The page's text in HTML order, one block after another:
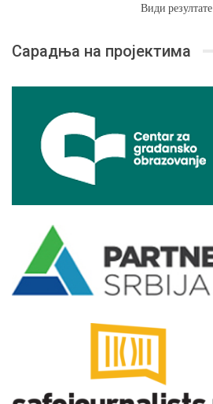
Види резултате
Сарадња на пројектима